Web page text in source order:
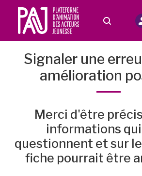
Signaler une
amélioration
Merci d'être
informations
questionnent et sur
fiche pourrait être